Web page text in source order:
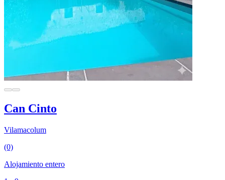
Can Cinto
Vilamacolum
(0)
Alojamiento entero